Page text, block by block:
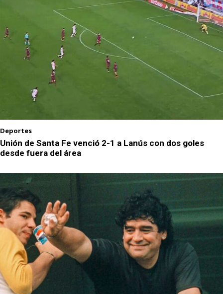
Deportes
Unión de Santa Fe venció 2-1 a Lanús con dos goles
desde fuera del área